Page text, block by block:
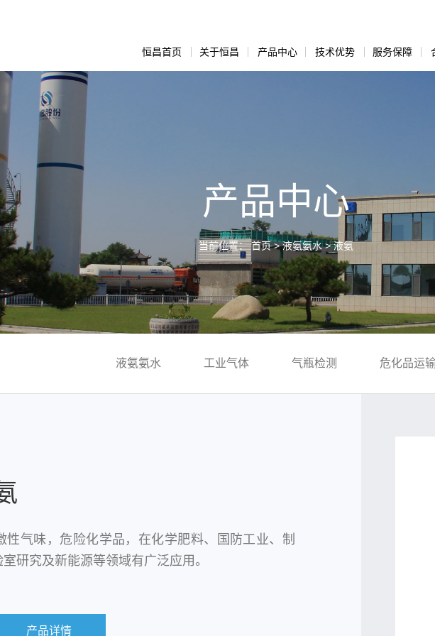
恒昌首页 关于恒昌 产品中心 技术优势 服务保障
产品中心
当前位置：首页>液氨氨水>液氨
液氨氨水 工业气体 气瓶检测 危化品运
性气味，危险化学品，在化学肥料、国防工业、制
研究及新能源等领域有广泛应用。
产品详情